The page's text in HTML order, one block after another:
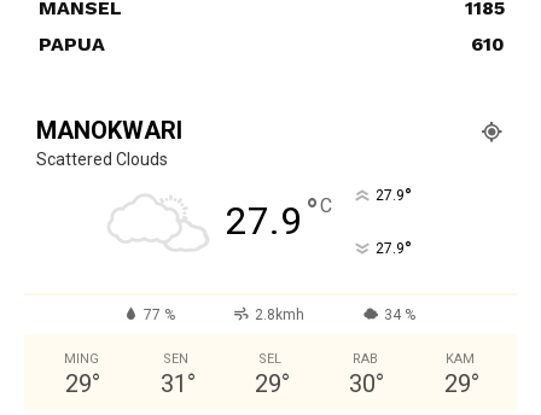
MANSEL
1185
PAPUA
610
MANOKWARI
Scattered Clouds
27.9 °C 27.9°
27.9°
77 % 2.8kmh 34 %
MING
29°
SEN
31 °
SEL
29°
RAB
30°
KAM
29°